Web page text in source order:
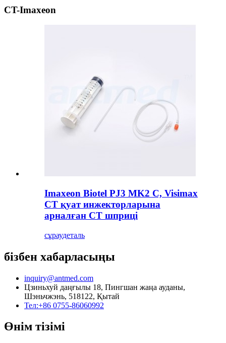
CT-Imaxeon
Imaxeon Biotel PJ3 MK2 C, Visimax
CT қуат инжекторларына
арналған CT шприці
сұраудеталь
бізбен хабарласыңы
inquiry@antmed.com
Цзиньхуй даңғылы 18, Пингшан жаңа ауданы,
Шэньчжэнь, 518122, Қытай
Тел:+86 0755-86060992
Өнім тізімі